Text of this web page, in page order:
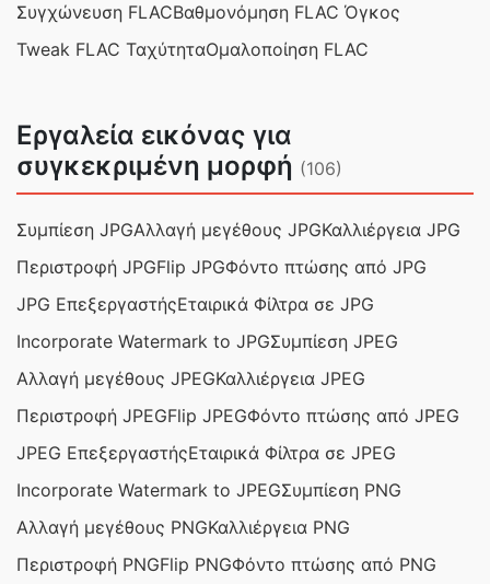
Συγχώνευση FLACΒαθμονόμηση FLAC Όγκος
Tweak FLAC ΤαχύτηταΟμαλοποίηση FLAC
Εργαλεία εικόνας για
συγκεκριμένη μορφή (106)
Συμπίεση JPGΑλλαγή μεγέθους JPGΚαλλιέργεια JPG
Περιστροφή JPGFlip JPGΦόντο πτώσης από JPG
JPG ΕπεξεργαστήςΕταιρικά Φίλτρα σε JPG
Incorporate Watermark to JPGΣυμπίεση JPEG
Αλλαγή μεγέθους JPEGΚαλλιέργεια JPEG
Περιστροφή JPEGFlip JPEGΦόντο πτώσης από JPEG
JPEG ΕπεξεργαστήςΕταιρικά Φίλτρα σε JPEG
Incorporate Watermark to JPEGΣυμπίεση PNG
Αλλαγή μεγέθους PNGΚαλλιέργεια PNG
Περιστροφή PNGFlip PNGΦόντο πτώσης από PNG